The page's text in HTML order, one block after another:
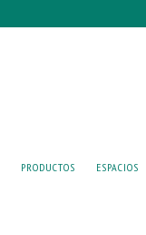
PRODUCTOS ESPACIOS